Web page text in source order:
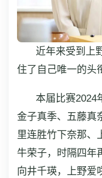
近年来受到上
住了自己唯一的头
本届比赛2024
金子真季、五藤真
里连胜竹下奈那、
牛荣子，时隔四年
向井千瑛，上野爱